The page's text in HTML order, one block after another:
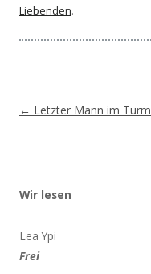
Liebenden.
Beitragsnavigation
← Letzter Mann im Turm
Wir lesen
Lea Ypi
Frei